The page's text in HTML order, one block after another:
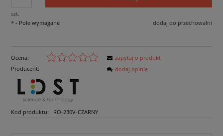
szt.
dodaj do przechowalni
* - Pole wymagane
Ocena:
Producent:
Kod produktu: RO-230V-CZARNY
zapytaj o produkt
dodaj opinię